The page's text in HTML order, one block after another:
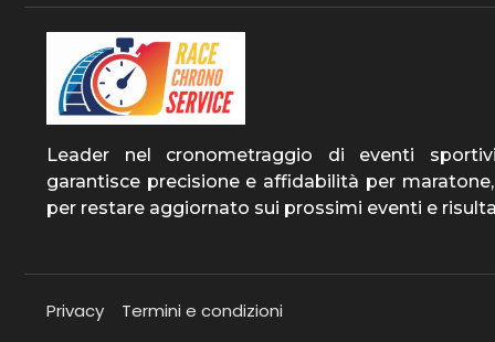
Leader nel cronometraggio di eventi
garantisce precisione e affidabilità per maratone,
per restare aggiornato sui prossimi eventi e
Privacy Termini e condizioni